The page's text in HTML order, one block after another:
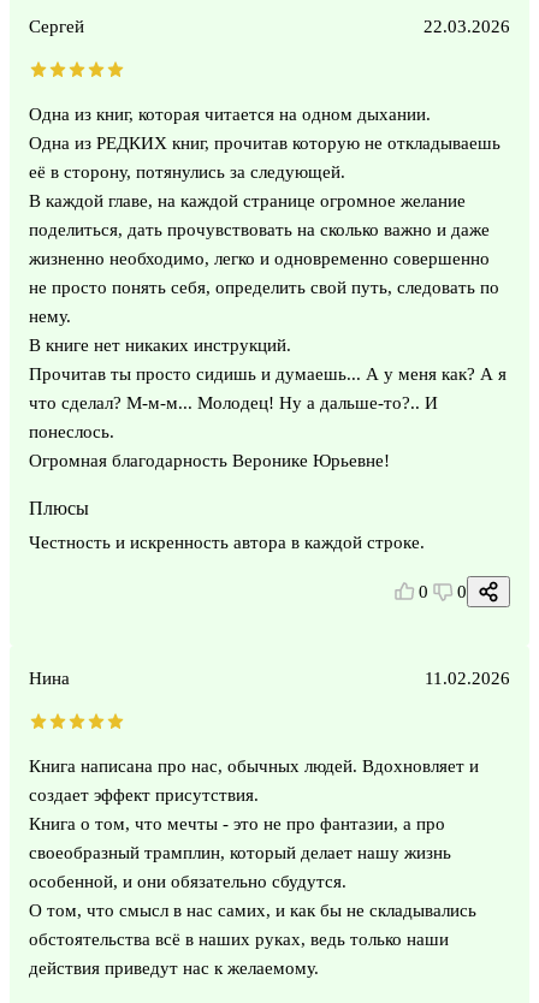
Сергей 22.03.2026
Одна из книг, которая читается на одном дыхании.
Одна из РЕДКИХ книг, прочитав которую не откладываешь
её в сторону, потянулись за следующей.
В каждой главе, на каждой странице огромное желание
поделиться, дать прочувствовать на сколько важно и даже
жизненно необходимо, легко и одновременно совершенно
не просто понять себя, определить свой путь, следовать по
нему.
В книге нет никаких инструкций.
Прочитав ты просто сидишь и думаешь... А у меня как? А я
что сделал? М-м-м... Молодец! Ну а дальше-то?.. И
понеслось.
Огромная благодарность Веронике Юрьевне!
Плюсы
Честность и искренность автора в каждой строке.
0 0
Нина 11.02.2026
Книга написана про нас, обычных людей. Вдохновляет и
создает эффект присутствия.
Книга о том, что мечты - это не про фантазии, а про
своеобразный трамплин, который делает нашу жизнь
особенной, и они обязательно сбудутся.
О том, что смысл в нас самих, и как бы не складывались
обстоятельства всё в наших руках, ведь только наши
действия приведут нас к желаемому.